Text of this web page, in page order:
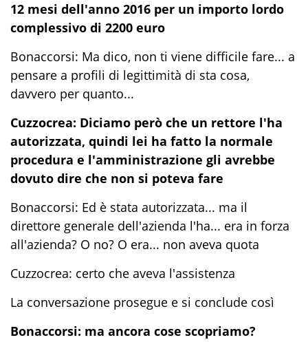
12 mesi dell'anno 2016 per un importo lordo
complessivo di 2200 euro
Bonaccorsi: Ma dico, non ti viene difficile fare... a
pensare a profili di legittimità di sta cosa,
davvero per quanto...
Cuzzocrea: Diciamo però che un rettore l'ha
autorizzata, quindi lei ha fatto la normale
procedura e l'amministrazione gli avrebbe
dovuto dire che non si poteva fare
Bonaccorsi: Ed è stata autorizzata... ma il
direttore generale dell'azienda l'ha... era in forza
all'azienda? O no? O era... non aveva quota
Cuzzocrea: certo che aveva l'assistenza
La conversazione prosegue e si conclude così
Bonaccorsi: ma ancora cose scopriamo?